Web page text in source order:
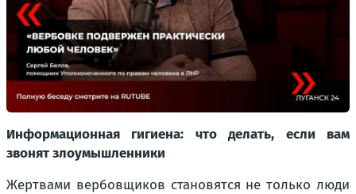
Информационная гигиена: что делать, если вам
звонят злоумышленники
Жертвами вербовщиков становятся не только люди